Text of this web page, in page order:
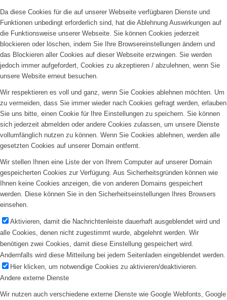
Da diese Cookies für die auf unserer Webseite verfügbaren Dienste und
Funktionen unbedingt erforderlich sind, hat die Ablehnung Auswirkungen auf
die Funktionsweise unserer Webseite. Sie können Cookies jederzeit
blockieren oder löschen, indem Sie Ihre Browsereinstellungen ändern und
das Blockieren aller Cookies auf dieser Webseite erzwingen. Sie werden
jedoch immer aufgefordert, Cookies zu akzeptieren / abzulehnen, wenn Sie
unsere Website erneut besuchen.
Wir respektieren es voll und ganz, wenn Sie Cookies ablehnen möchten. Um
zu vermeiden, dass Sie immer wieder nach Cookies gefragt werden, erlauben
Sie uns bitte, einen Cookie für Ihre Einstellungen zu speichern. Sie können
sich jederzeit abmelden oder andere Cookies zulassen, um unsere Dienste
vollumfänglich nutzen zu können. Wenn Sie Cookies ablehnen, werden alle
gesetzten Cookies auf unserer Domain entfernt.
Wir stellen Ihnen eine Liste der von Ihrem Computer auf unserer Domain
gespeicherten Cookies zur Verfügung. Aus Sicherheitsgründen können wie
Ihnen keine Cookies anzeigen, die von anderen Domains gespeichert
werden. Diese können Sie in den Sicherheitseinstellungen Ihres Browsers
einsehen.
Aktivieren, damit die Nachrichtenleiste dauerhaft ausgeblendet wird und
alle Cookies, denen nicht zugestimmt wurde, abgelehnt werden. Wir
benötigen zwei Cookies, damit diese Einstellung gespeichert wird.
Andernfalls wird diese Mitteilung bei jedem Seitenladen eingeblendet werden.
Hier klicken, um notwendige Cookies zu aktivieren/deaktivieren.
Andere externe Dienste
Wir nutzen auch verschiedene externe Dienste wie Google Webfonts, Google